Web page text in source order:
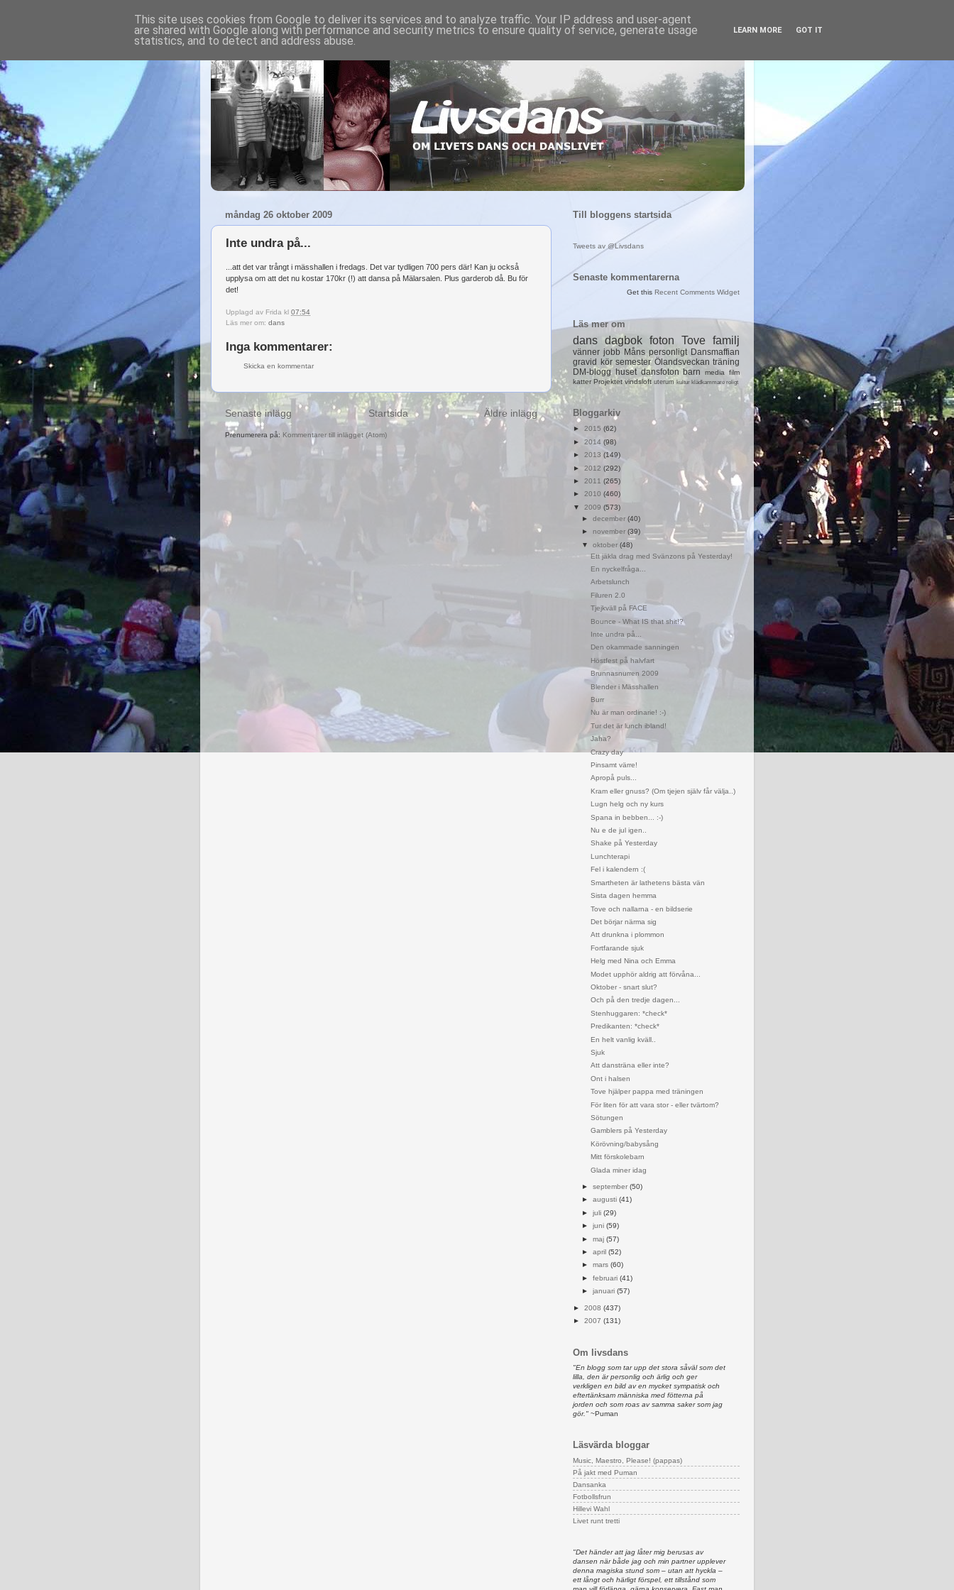
måndag 26 oktober 2009
Inte undra på...
...att det var trångt i mässhallen i fredags. Det var tydligen 700 pers där! Kan ju också
upplysa om att det nu kostar 170kr (!) att dansa på Mälarsalen. Plus garderob då. Bu för
det!
Upplagd av Frida kl 07:54
Läs mer om: dans
Inga kommentarer:
Skicka en kommentar
Senaste inlägg Äldre inlägg
Startsida
Prenumerera på: Kommentarer till inlägget (Atom)
Till bloggens startsida
Tweets av @Livsdans
Senaste kommentarerna
Get this Recent Comments Widget
Läs mer om
dans dagbok foton Tove familj
vänner jobb Måns personligt Dansmaffian
gravid
kör semester Ölandsveckan träning
DM-blogg huset dansfoton barn media film
katter Projektet vindsloft uterum kultur klädkammare roligt
Bloggarkiv
► 2015 (62)
► 2014 (98)
► 2013 (149)
► 2012 (292)
► 2011 (265)
► 2010 (460)
▼ 2009 (573)
► december (40)
► november (39)
▼ oktober (48)
Ett jäkla drag med Svänzons på Yesterday!
En nyckelfråga...
Arbetslunch
Filuren 2.0
Tjejkväll på FACE
Bounce - What IS that shit!?
Inte undra på...
Den okammade sanningen
Höstfest på halvfart
Brunnasnurren 2009
Blender i Mässhallen
Burr
Nu är man ordinarie! :-)
Tur det är lunch ibland!
Jaha?
Crazy day
Pinsamt värre!
Apropå puls...
Kram eller gnuss? (Om tjejen själv får välja..)
Lugn helg och ny kurs
Spana in bebben... :-)
Nu e de jul igen..
Shake på Yesterday
Lunchterapi
Fel i kalendern :(
Smartheten är lathetens bästa vän
Sista dagen hemma
Tove och nallarna - en bildserie
Det börjar närma sig
Att drunkna i plommon
Fortfarande sjuk
Helg med Nina och Emma
Modet upphör aldrig att förvåna...
Oktober - snart slut?
Och på den tredje dagen...
Stenhuggaren: *check*
Predikanten: *check*
En helt vanlig kväll..
Sjuk
Att dansträna eller inte?
Ont i halsen
Tove hjälper pappa med träningen
För liten för att vara stor - eller tvärtom?
Sötungen
Gamblers på Yesterday
Körövning/babysång
Mitt förskolebarn
Glada miner idag
► september (50)
► augusti (41)
► juli (29)
► juni (59)
► maj (57)
► april (52)
► mars (60)
► februari (41)
► januari (57)
► 2008 (437)
► 2007 (131)
Om livsdans
"En blogg som tar upp det stora såväl som det
lilla, den är personlig och ärlig och ger
verkligen en bild av en mycket sympatisk och
eftertänksam människa med fötterna på
jorden och som roas av samma saker som jag
gör." ~Puman
Läsvärda bloggar
Music, Maestro, Please! (pappas)
På jakt med Puman
Dansanka
Fotbollsfrun
Hillevi Wahl
Livet runt tretti
"Det händer att jag låter mig berusas av
dansen när både jag och min partner upplever
denna magiska stund som – utan att hyckla –
ett långt och härligt förspel, ett tillstånd som
This site uses cookies from Google to deliver its services and to analyze traffic. Your IP address and user-agent
are shared with Google along with performance and security metrics to ensure quality of service, generate usage
statistics, and to detect and address abuse.
LEARN MORE GOT IT